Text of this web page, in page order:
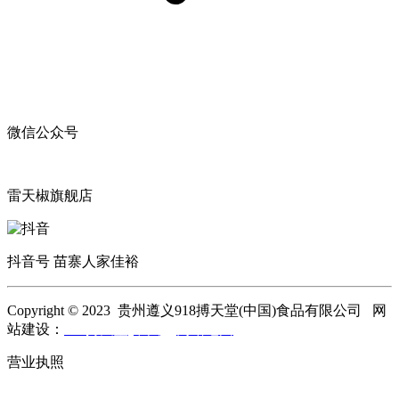
微信公众号
雷天椒旗舰店
抖音号 苗寨人家佳裕
Copyright © 2023 贵州遵义918搏天堂(中国)食品有限公司 网
站建设：
营业执照